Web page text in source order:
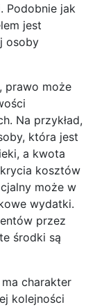
Podobnie jak
jest
osoby
prawo może
Na przykład,
która jest
a kwota
kosztów
może w
wydatki.
przez
środki są
charakter
kolejności